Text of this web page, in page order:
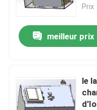
Prix
meilleur prix
le